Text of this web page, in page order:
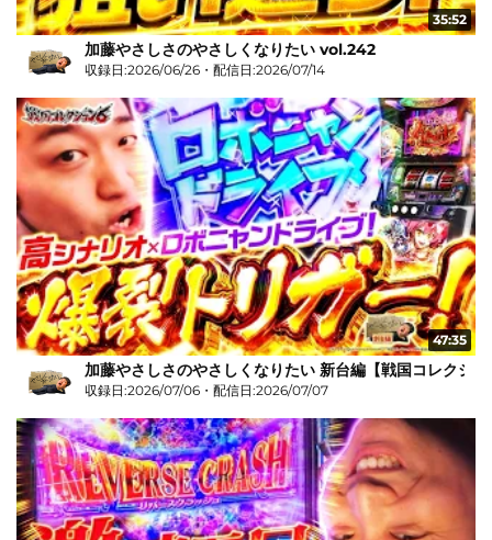
35:52
加藤やさしさのやさしくなりたい vol.242
収録日:2026/06/26・配信日:2026/07/14
47:35
加藤やさしさのやさしくなりたい 新台編【戦国コレクシ
収録日:2026/07/06・配信日:2026/07/07